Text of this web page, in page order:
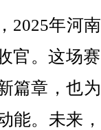
年河
官。这场
篇章，也
能。未来